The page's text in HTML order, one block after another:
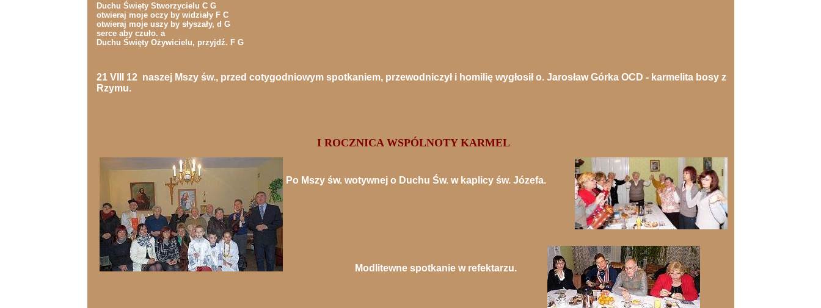
Duchu Święty Stworzycielu C G
otwieraj moje oczy by widziały F C
otwieraj moje uszy by słyszały, d G
serce aby czuło. a
Duchu Święty Ożywicielu, przyjdź. F G
21 VIII 12 naszej Mszy św., przed cotygodniowym spotkaniem, przewodniczył i homilię wygłosił o. Jarosław Górka OCD - karmelita bosy z
Rzymu.
I ROCZNICA WSPÓLNOTY KARMEL
Po Mszy św. wotywnej o Duchu Św. w kaplicy św. Józefa.
Modlitewne spotkanie w refektarzu.